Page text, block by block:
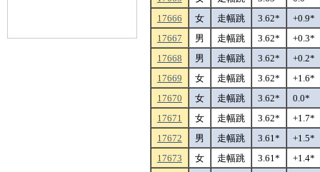
17666
女 走幅跳 3.62*
+0.9*
17667
男 走幅跳 3.62*
+0.3*
17668
男 走幅跳 3.62*
+0.2*
17669
女 走幅跳 3.62*
+1.6*
17670
女 走幅跳 3.62*
0.0*
17671
女 走幅跳 3.62*
+1.7*
17672
男 走幅跳 3.61*
+1.5*
17673
女 走幅跳 3.61*
+1.4*